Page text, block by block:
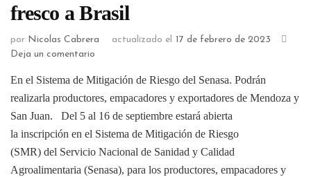
fresco a Brasil
por Nicolas Cabrera actualizado el 17 de febrero de 2023
Deja un comentario
En el Sistema de Mitigación de Riesgo del Senasa. Podrán
realizarla productores, empacadores y exportadores de Mendoza y
San Juan. Del 5 al 16 de septiembre estará abierta
la inscripción en el Sistema de Mitigación de Riesgo
(SMR) del Servicio Nacional de Sanidad y Calidad
Agroalimentaria (Senasa), para los productores, empacadores y